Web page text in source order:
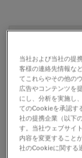
Jul
当社および当社の提
客様の連絡先情報な
てこれらやその他の
広告やコンテンツを
にし、分析を実施し
てのCookieを承認す
社の提携企業（以下
す。当社ウェブサイ
内容を変更すること
社のCookieに関する